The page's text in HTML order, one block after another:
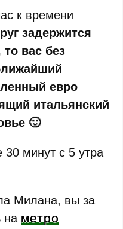
к времени
задержится
вас без
евро
итальянский
🙂
минут с 5 утра
Милана, вы за
на метро